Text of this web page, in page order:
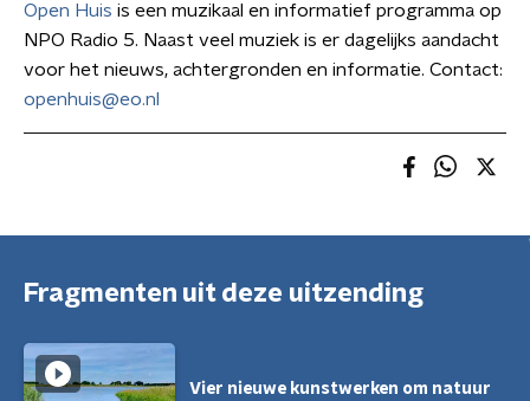
Open Huis is een muzikaal en informatief programma op
NPO Radio 5. Naast veel muziek is er dagelijks aandacht
voor het nieuws, achtergronden en informatie. Contact:
openhuis@eo.nl
Fragmenten uit deze uitzending
Vier nieuwe kunstwerken om natuur